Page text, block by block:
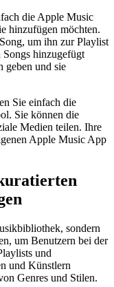
die Apple Music
hinzufügen möchten.
um ihn zur Playlist
hinzugefügt
geben und sie
Sie einfach die
Sie können die
Medien teilen. Ihre
Apple Music App
sondern
um Benutzern bei der
und
und Künstlern
Genres und Stilen.